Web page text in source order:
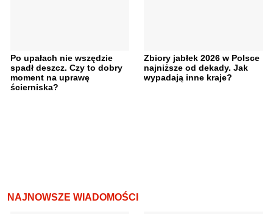
Po upałach nie wszędzie
spadł deszcz. Czy to dobry
moment na uprawę
ścierniska?
Zbiory jabłek 2026 w Polsce
najniższe od dekady. Jak
wypadają inne kraje?
NAJNOWSZE WIADOMOŚCI